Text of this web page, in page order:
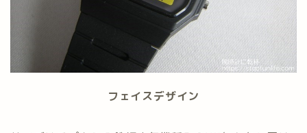
フェイスデザイン